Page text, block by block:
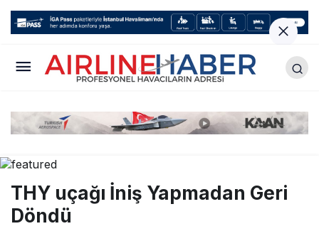
THY uçağı İniş Yapmadan Geri
Döndü